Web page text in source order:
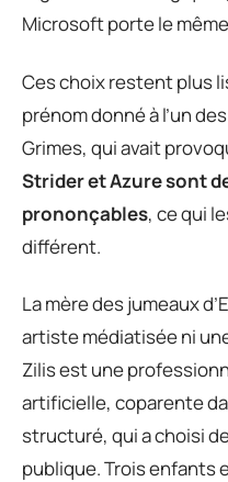
Microsoft porte le
Ces choix restent plus
prénom donné à l’un
Grimes, qui avait
Strider et Azure sont
prononçables, ce qui
différent.
La mère des jumeaux
artiste médiatisée ni
Zilis est une
artificielle, coparente
structuré, qui a choisi
publique. Trois enfants